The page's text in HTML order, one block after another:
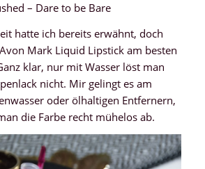
– Dare to be Bare
hatte ich bereits erwähnt, doch
Mark Liquid Lipstick am besten
klar, nur mit Wasser löst man
nicht. Mir gelingt es am
oder ölhaltigen Entfernern,
die Farbe recht mühelos ab.